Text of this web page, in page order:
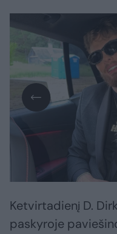
Ketvirtadienį D.
paskyroje